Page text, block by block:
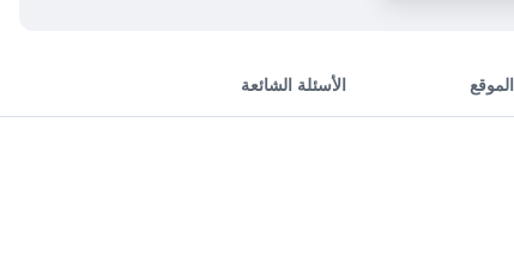
الموقع الأسئلة الشائعة